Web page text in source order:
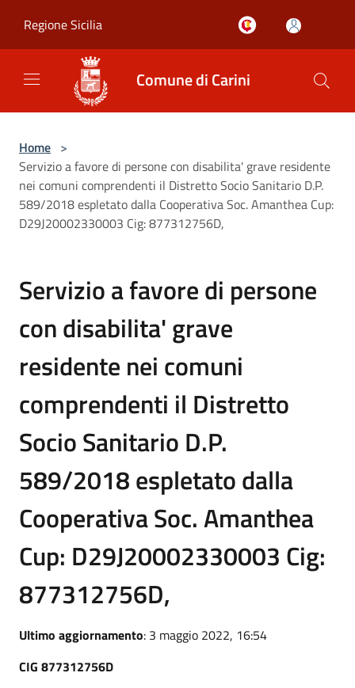
Regione Sicilia
Comune di Carini
Home >
Servizio a favore di persone con disabilita' grave residente
nei comuni comprendenti il Distretto Socio Sanitario D.P.
589/2018 espletato dalla Cooperativa Soc. Amanthea Cup:
D29J20002330003 Cig: 877312756D,
Servizio a favore di persone
con disabilita' grave
residente nei comuni
comprendenti il Distretto
Socio Sanitario D.P.
589/2018 espletato dalla
Cooperativa Soc. Amanthea
Cup: D29J20002330003 Cig:
877312756D,
Ultimo aggiornamento: 3 maggio 2022, 16:54
CIG 877312756D